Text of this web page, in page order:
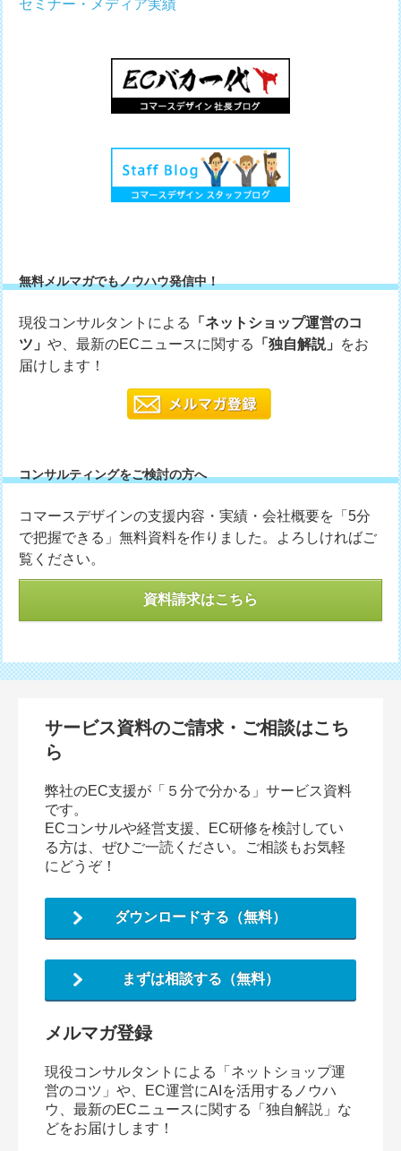
セミナー・メディア実績
無料メルマガでもノウハウ発信中！
現役コンサルタントによる
「ネットショップ運営のコ
ツ」や、最新のECニュースに関する 「独自解説」 をお
届けします！
コンサルティングをご検討の方へ
コマースデザインの支援内容・実績・会社概要を「5分
で把握できる」無料資料を作りました。よろしければご
覧ください。
資料請求はこちら
サービス資料のご請求・ご相談はこち
ら
弊社のEC支援が「５分で分かる」サービス資料
です。
ECコンサルや経営支援、EC研修を検討してい
る方は、ぜひご一読ください。ご相談もお気軽
にどうぞ！
ダウンロードする（無料）
まずは相談する（無料）
メルマガ登録
現役コンサルタントによる「ネットショップ運
営のコツ」や、EC運営にAIを活用するノウハ
ウ、最新のECニュースに関する「独自解説」な
どをお届けします！